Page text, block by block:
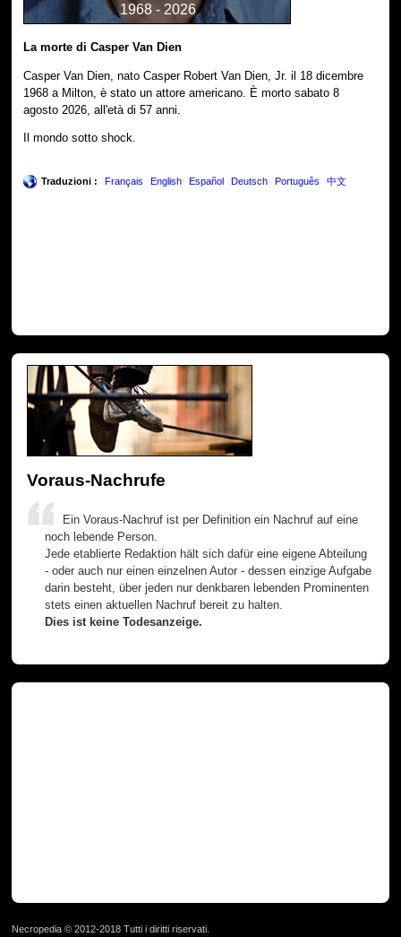
1968 - 2026
La morte di Casper Van Dien
Casper Van Dien, nato Casper Robert Van Dien, Jr. il 18 dicembre
1968 a Milton, è stato un attore americano. È morto sabato 8
agosto 2026, all'età di 57 anni.
Il mondo sotto shock.
Traduzioni : Français English Español Deutsch Português 中文
Voraus-Nachrufe
Ein Voraus-Nachruf ist per Definition ein Nachruf auf eine
noch lebende Person.
Jede etablierte Redaktion hält sich dafür eine eigene Abteilung
- oder auch nur einen einzelnen Autor - dessen einzige Aufgabe
darin besteht, über jeden nur denkbaren lebenden Prominenten
stets einen aktuellen Nachruf bereit zu halten.
Dies ist keine Todesanzeige.
Necropedia © 2012-2018 Tutti i diritti riservati.